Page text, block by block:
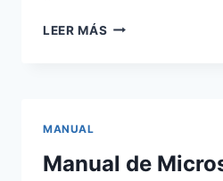
LEER MÁS MANUAL
PRINCIPIANTES
MANUAL
Manual de